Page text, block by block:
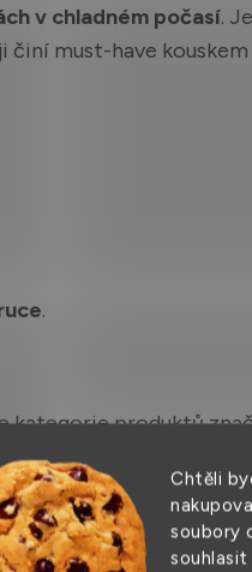
Chtěli
soubory
v chladném počasí.
must-have kouskem
.
kategorie produktů
oblečení a doplňky pro
Winter Essentials jsou
vysokou úroveň